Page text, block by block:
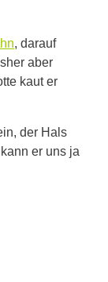
, darauf
aber
kaut er
der Hals
er uns ja